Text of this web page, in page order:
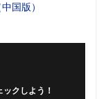
国版）
クしよう！